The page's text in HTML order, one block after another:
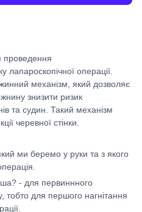
проведення
операції.
механізм, який дозволяє
знизити ризик
та судин. Такий механізм
черевної стінки.
ми беремо у руки та з якого
- для первиннного
тобто для першого нагнітання